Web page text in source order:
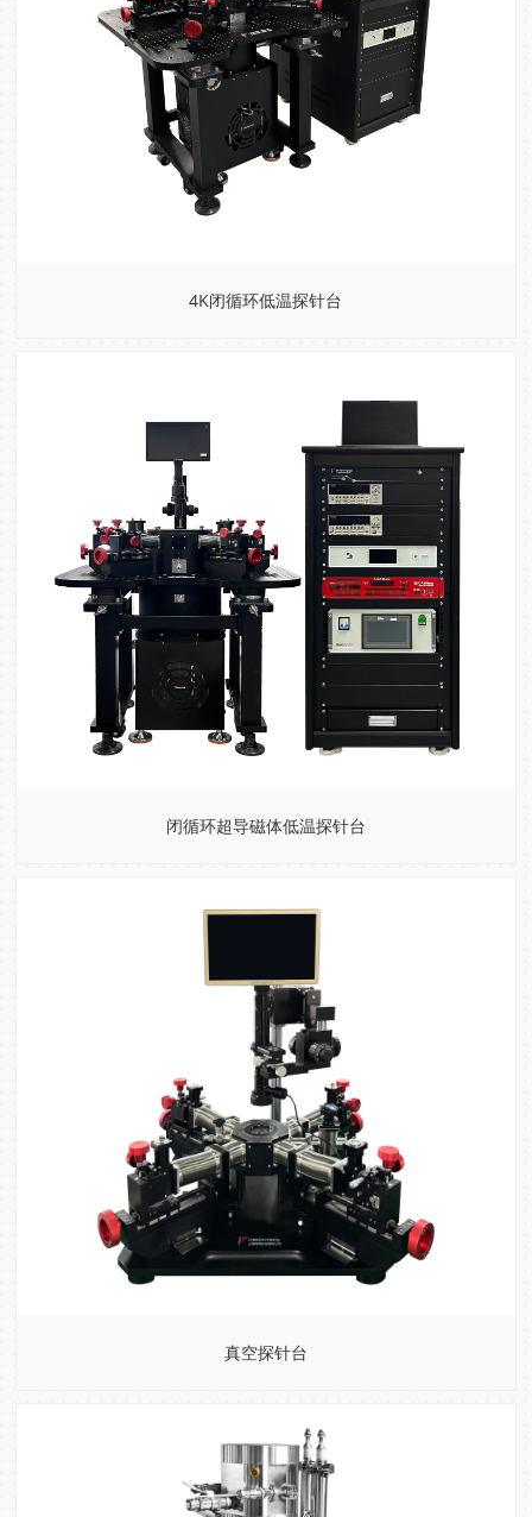
4K闭循环低温探针台
闭循环超导磁体低温探针台
真空探针台